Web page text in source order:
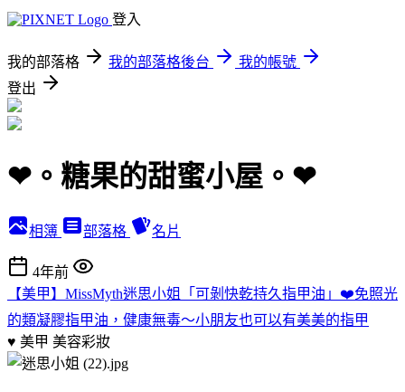
登入
我的部落格 我的部落格後台
我的帳號
登出
❤︎。糖果的甜蜜小屋。❤︎
相簿 部落格 名片
4年前
【美甲】MissMyth迷思小姐「可剝快乾持久指甲油」❤️免照光
的類凝膠指甲油，健康無毒～小朋友也可以有美美的指甲
♥ 美甲 美容彩妝